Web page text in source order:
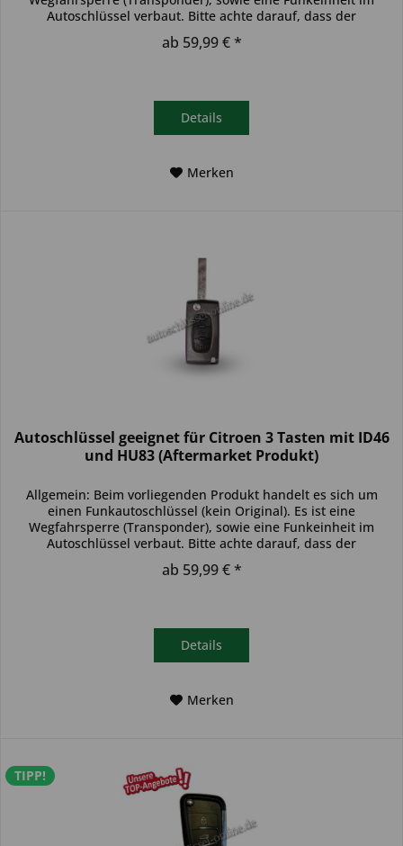
Autoschlüssel verbaut. Bitte achte darauf, dass der
Autoschlüssel deinem...
ab 59,99 € *
Details
Merken
Autoschlüssel geeignet für Citroen 3 Tasten mit ID46
und HU83 (Aftermarket Produkt)
Allgemein: Beim vorliegenden Produkt handelt es sich um
einen Funkautoschlüssel (kein Original). Es ist eine
Wegfahrsperre (Transponder), sowie eine Funkeinheit im
Autoschlüssel verbaut. Bitte achte darauf, dass der
ab 59,99 € *
Details
Merken
TIPP!